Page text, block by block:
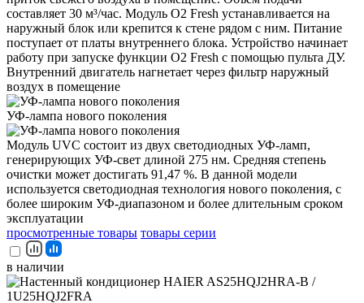
составляет 30 м³/час. Модуль O2 Fresh устанавливается на
наружный блок или крепится к стене рядом с ним. Питание
поступает от платы внутреннего блока. Устройство начинает
работу при запуске функции O2 Fresh с помощью пульта ДУ.
Внутренний двигатель нагнетает через фильтр наружный
воздух в помещение
УФ-лампа нового поколения
Модуль UVC состоит из двух светодиодных УФ-ламп,
генерирующих УФ-свет длиной 275 нм. Средняя степень
очистки может достигать 91,47 %. В данной модели
используется светодиодная технология нового поколения, с
более широким УФ-диапазоном и более длительным сроком
эксплуатации
просмотренные товары товары серии
в наличии